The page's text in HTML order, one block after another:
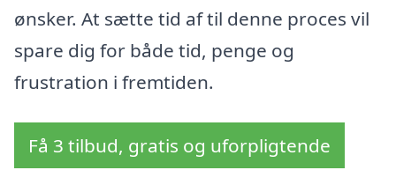
ønsker. At sætte tid af til denne proces vil
spare dig for både tid, penge og
frustration i fremtiden.
Få 3 tilbud, gratis og uforpligtende